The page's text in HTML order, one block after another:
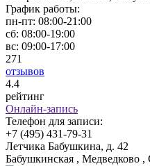
График работы:
пн-пт: 08:00-21:00
сб: 08:00-19:00
вс: 09:00-17:00
271
отзывов
4.4
рейтинг
Онлайн-запись
Телефон для записи:
+7 (495) 431-79-31
Летчика Бабушкина, д. 42
Бабушкинская , Медведково ,